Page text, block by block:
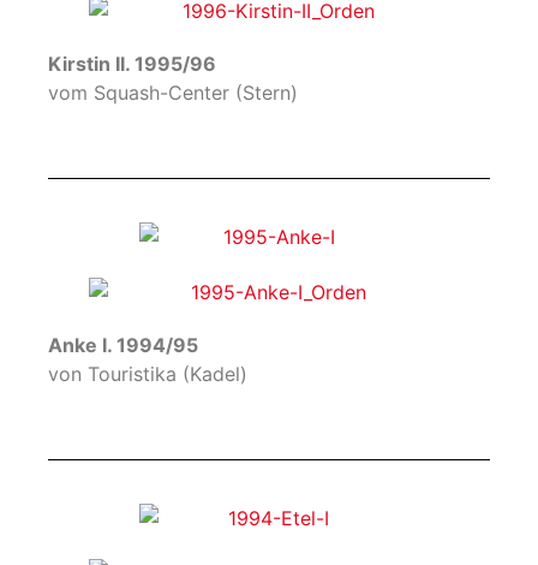
Kirstin II. 1995/96
vom Squash-Center (Stern)
Anke I. 1994/95
von Touristika (Kadel)